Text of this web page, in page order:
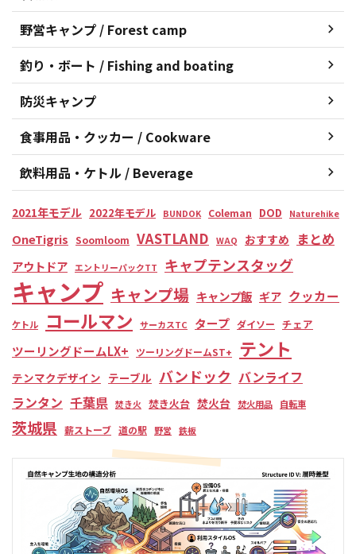
野営キャンプ / Forest camp
釣り・ボート / Fishing and boating
防災キャンプ
食事用品・クッカー / Cookware
飲料用品・ケトル / Beverage
2021年モデル 2022年モデル BUNDOK Coleman DOD Naturehike
OneTigris Soomloom VASTLAND WAQ おすすめ まとめ
アウトドア エントリーパックTT キャプテンスタッグ
キャンプ キャンプ場 キャンプ飯 ギア クッカー
ケトル コールマン サーカスTC タープ ダイソー チェア
ツーリングドームLX+ ツーリングドームST+ テント
テンマクデザイン テーブル バンドック バンライフ
ランタン 千葉県 焚き火 焚き火台 焚火台 焚火用品 自転車
茨城県 薪ストーブ 道の駅 野営 鉄板